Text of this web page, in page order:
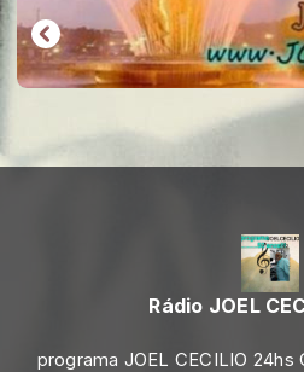
Rádio JOEL
programa JOEL CECILIO 24hs